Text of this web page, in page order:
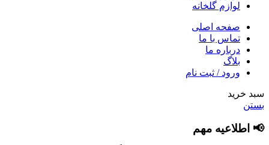
لوازم گلخانه
صفحه اصلی
تماس با ما
درباره ما
بلاگ
ورود / ثبت نام
سبد خرید
بستن
📢 اطلاعیه مهم